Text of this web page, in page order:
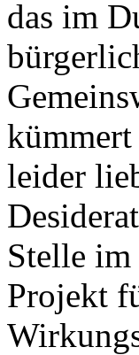
das im
leider
Stelle im
Projekt